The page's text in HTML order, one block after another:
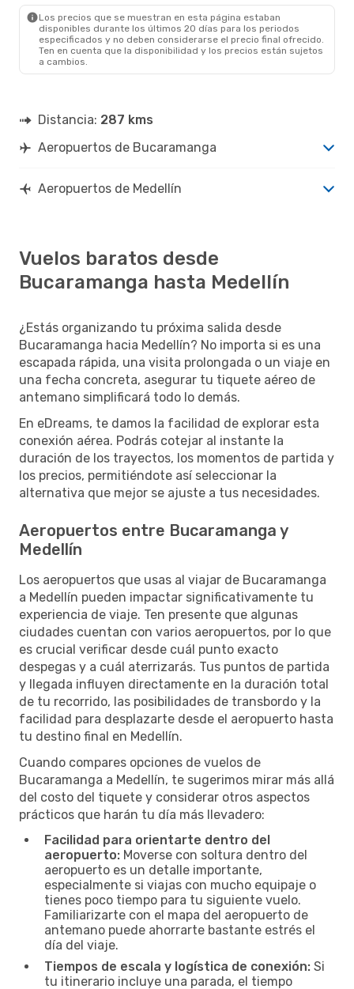
Los precios que se muestran en esta página estaban
disponibles durante los últimos 20 días para los periodos
especificados y no deben considerarse el precio final ofrecido.
Ten en cuenta que la disponibilidad y los precios están sujetos
a cambios.
Distancia: 287 kms
Aeropuertos de Bucaramanga
Aeropuertos de Medellín
Vuelos baratos desde
Bucaramanga hasta Medellín
¿Estás organizando tu próxima salida desde
Bucaramanga hacia Medellín? No importa si es una
escapada rápida, una visita prolongada o un viaje en
una fecha concreta, asegurar tu tiquete aéreo de
antemano simplificará todo lo demás.
En eDreams, te damos la facilidad de explorar esta
conexión aérea. Podrás cotejar al instante la
duración de los trayectos, los momentos de partida y
los precios, permitiéndote así seleccionar la
alternativa que mejor se ajuste a tus necesidades.
Aeropuertos entre Bucaramanga y
Medellín
Los aeropuertos que usas al viajar de Bucaramanga
a Medellín pueden impactar significativamente tu
experiencia de viaje. Ten presente que algunas
ciudades cuentan con varios aeropuertos, por lo que
es crucial verificar desde cuál punto exacto
despegas y a cuál aterrizarás. Tus puntos de partida
y llegada influyen directamente en la duración total
de tu recorrido, las posibilidades de transbordo y la
facilidad para desplazarte desde el aeropuerto hasta
tu destino final en Medellín.
Cuando compares opciones de vuelos de
Bucaramanga a Medellín, te sugerimos mirar más allá
del costo del tiquete y considerar otros aspectos
prácticos que harán tu día más llevadero:
Facilidad para orientarte dentro del
aeropuerto: Moverse con soltura dentro del
aeropuerto es un detalle importante,
especialmente si viajas con mucho equipaje o
tienes poco tiempo para tu siguiente vuelo.
Familiarizarte con el mapa del aeropuerto de
antemano puede ahorrarte bastante estrés el
día del viaje.
Tiempos de escala y logística de conexión: Si
tu itinerario incluye una parada, el tiempo